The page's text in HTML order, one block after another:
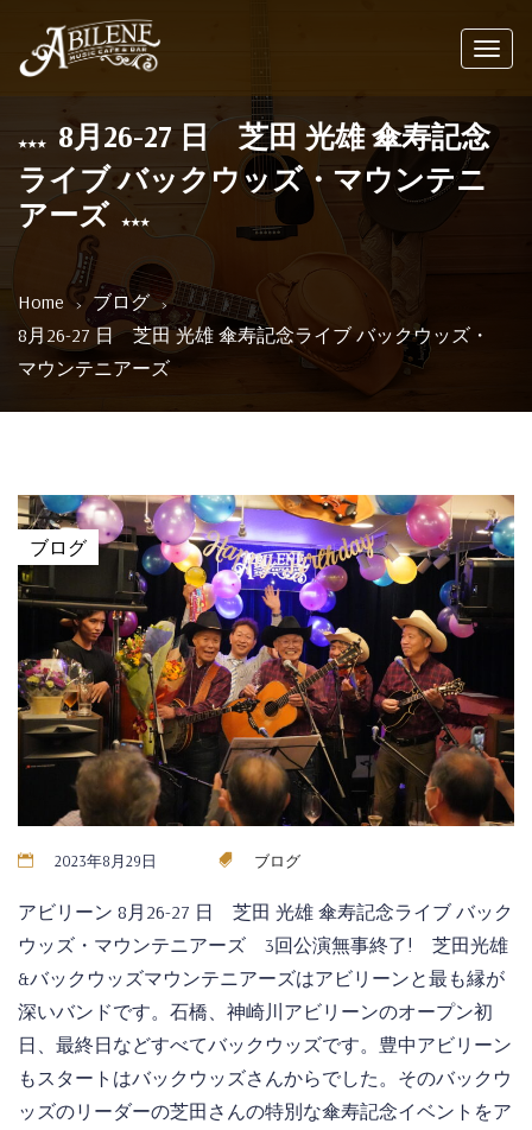
8月26-27 日 芝田 光雄 傘寿記念
ライブ バックウッズ・マウンテニ
アーズ
Home
ブログ
8月26-27 日 芝田 光雄 傘寿記念ライブ バックウッズ・
マウンテニアーズ
ブログ
2023年8月29日 ブログ
アビリーン 8月26-27 日 芝田 光雄 傘寿記念ライブ バック
ウッズ・マウンテニアーズ 3回公演無事終了! 芝田光雄
&バックウッズマウンテニアーズはアビリーンと最も縁が
深いバンドです。石橋、神崎川アビリーンのオープン初
日、最終日などすべてバックウッズです。豊中アビリーン
もスタートはバックウッズさんからでした。そのバックウ
ッズのリーダーの芝田さんの特別な傘寿記念イベントをア